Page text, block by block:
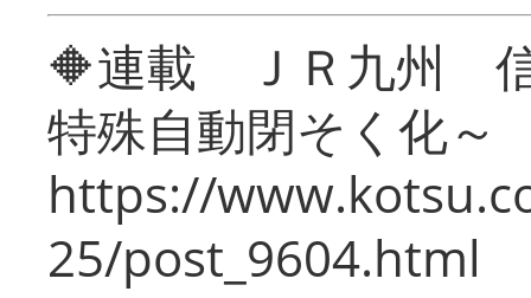
🔶連載 ＪＲ九州 信
特殊自動閉そく化～
https://
25/post_9604.html